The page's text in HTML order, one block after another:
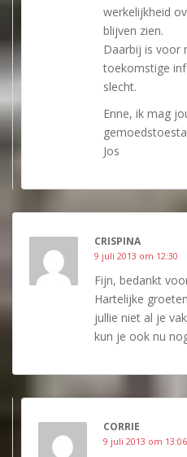
werkelijkheid
blijven zien.
Daarbij is voor
toekomstige
slecht.
Enne, ik mag
Jos
CRISPINA
9 juli 2013 om 12:30
Fijn, bedankt
Hartelijke
jullie niet al je
kun je ook nu
CORRIE
9 juli 2013 om 13:06